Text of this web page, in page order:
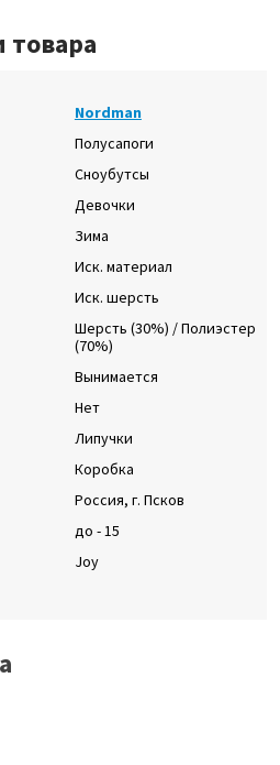
товара
Nordman
Полусапоги
Сноубутсы
Девочки
Зима
Иск. материал
Иск. шерсть
Шерсть (30%) / Полиэстер
(70%)
Вынимается
Нет
Липучки
Коробка
Россия, г. Псков
до - 15
Joy